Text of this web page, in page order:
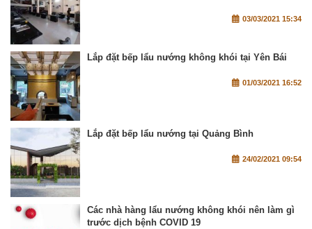
03/03/2021 15:34
Lắp đặt bếp lẩu nướng không khói tại Yên Bái
01/03/2021 16:52
Lắp đặt bếp lẩu nướng tại Quảng Bình
24/02/2021 09:54
Các nhà hàng lẩu nướng không khói nên làm gì
trước dịch bệnh COVID 19